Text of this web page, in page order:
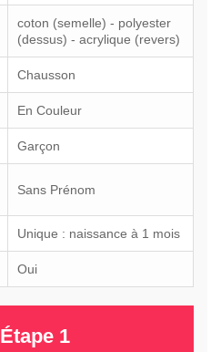
coton (semelle) - polyester
(dessus) - acrylique (revers)
Chausson
En Couleur
Garçon
Sans Prénom
Unique : naissance à 1 mois
Oui
Étape 1